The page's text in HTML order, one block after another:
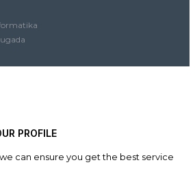
PROFILE
can ensure you get the best service